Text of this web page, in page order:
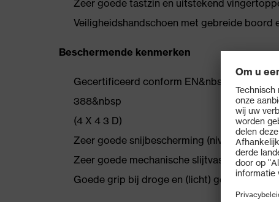
Zeer goede tastzin en uitstekend
Veiligheidshandschoen met gebreide boord
Beschermende kenmerken
Gecertificeerd conform EN&nbsp
388&nbsp
(4 X 4 3 D)
Zeer goede snijbescherming (niveau D)
Zeer goede mechanische slijtvastheid
Goede grip bij droge en (licht) geoliede/